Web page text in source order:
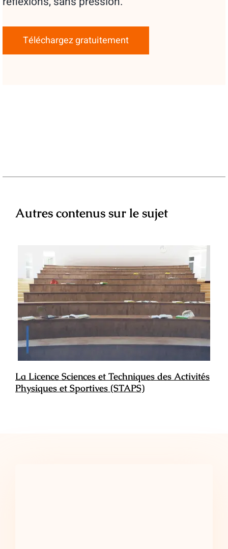
Téléchargez gratuitement
Autres contenus sur le sujet
La Licence Sciences et Techniques des Activités
Physiques et Sportives (STAPS)